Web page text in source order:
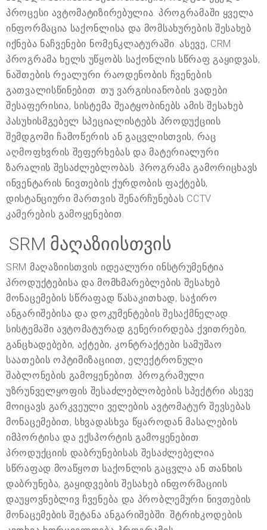
პროცესი ავტომატიზირებულია. პროგრამაში ყველა
ინფორმაცია საქონლისა და მომსახურების შესახებ
იქნება ნაჩვენები ნომენკლატურაში. ასევე, CRM
პროგრამა ხელს უწყობს საქონლის სწრაფ გაყიდვას,
ნაშთების რეალური რაოდენობის ჩვენების
გათვალისწინებით. თუ ვარგისიანობის ვადები
შესაფერისია, სისტემა შეატყობინებს ამის შესახებ
პასუხისმგებელ სპეციალისტებს პროდუქციის
შემდგომი ჩამოწერის ან გაცვლისთვის, რაც
აღმოფხვრის შეფერხებას და მატერიალური
ზარალის შესაძლებლობას. პროგრამა გამორიცხავს
ინვენტარის ნივთების ქურდობის ფაქტებს,
დისტანციური მართვის შენარჩუნებას CCTV
კამერების გამოყენებით.
SRM მაღაზიისთვის
SRM მაღაზიისთვის იდეალური ინსტრუმენტია
პროდუქტებისა და მომხმარებლების შესახებ
მონაცემების სწრაფად წასაკითხად, საჭირო
ანგარიშებისა და დოკუმენტების შესაქმნელად.
სისტემაში ავტომატურად გენერირდება ქვითრები,
განცხადებები, აქტები, კონტრაქტები სამუშაო
საათების ოპტიმიზაციით, ელექტრონული
შაბლონების გამოყენებით. პროგრამული
უზრუნველყოფის შესაძლებლობების სპექტრი ასევე
მოიცავს გარკვეული ველების ავტომატურ შევსებას
მონაცემებით, სხვადასხვა წყაროდან მასალების
იმპორტისა და ექსპორტის გამოყენებით.
პროდუქციის დაბრუნებისას შესაძლებელია
სწრაფად მოაწყოთ საქონლის გაცვლა ან თანხის
დაბრუნება, გაყიდვების შესახებ ინფორმაციის
დაუყოვნებლივ ჩვენება და პრობლემური ნივთების
მონაცემების შეტანა ანგარიშებში. შტრიხკოდების